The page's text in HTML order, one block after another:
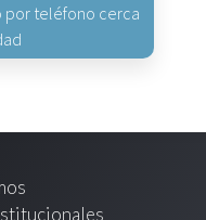
por teléfono cerca